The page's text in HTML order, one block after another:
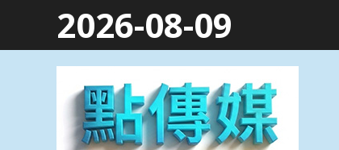
2026-08-09